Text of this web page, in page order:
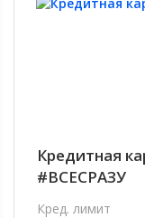
Кредитная
#ВСЕСРАЗУ
Кред. лимит